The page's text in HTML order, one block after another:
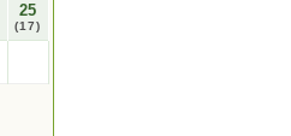
25
(17)